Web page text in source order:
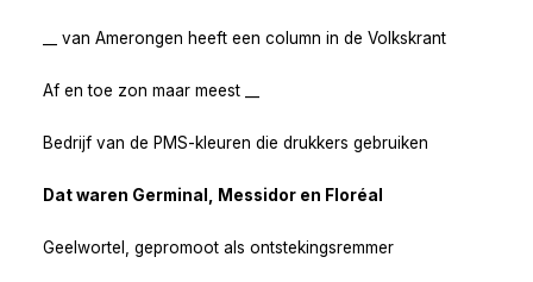
__ van Amerongen heeft een column in de Volkskrant
Af en toe zon maar meest __
Bedrijf van de PMS-kleuren die drukkers gebruiken
Dat waren Germinal, Messidor en Floréal
Geelwortel, gepromoot als ontstekingsremmer